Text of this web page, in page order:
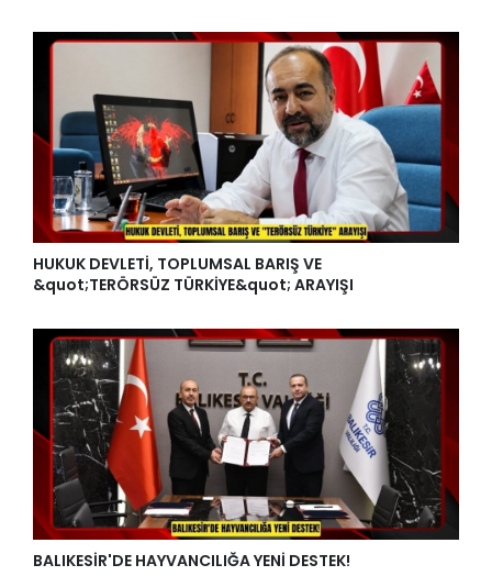
HUKUK DEVLETİ, TOPLUMSAL BARIŞ VE
&quot;TERÖRSÜZ TÜRKİYE&quot; ARAYIŞI
BALIKESİR'DE HAYVANCILIĞA YENİ DESTEK!